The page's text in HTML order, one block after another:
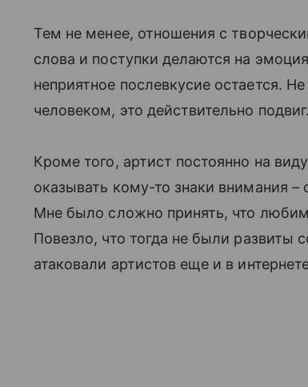
Тем не менее, отношения с
слова и поступки делаются на
неприятное послевкусие остается.
человеком, это действительно подвиг.
Кроме того, артист постоянно на
оказывать кому-то знаки внимания
Мне было сложно принять, что
Повезло, что тогда не были развиты
атаковали артистов еще и в